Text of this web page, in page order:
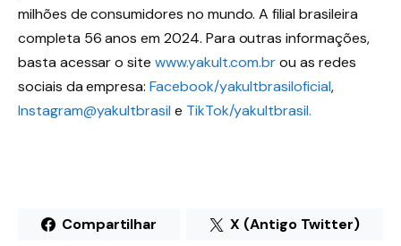
milhões de consumidores no mundo. A filial brasileira
completa 56 anos em 2024. Para outras informações,
basta acessar o site www.yakult.com.brou as redes
sociais da empresa:Facebook/yakultbrasiloficial,
Instagram@yakultbrasil e TikTok/yakultbrasil.
Compartilhar X (Antigo Twitter)